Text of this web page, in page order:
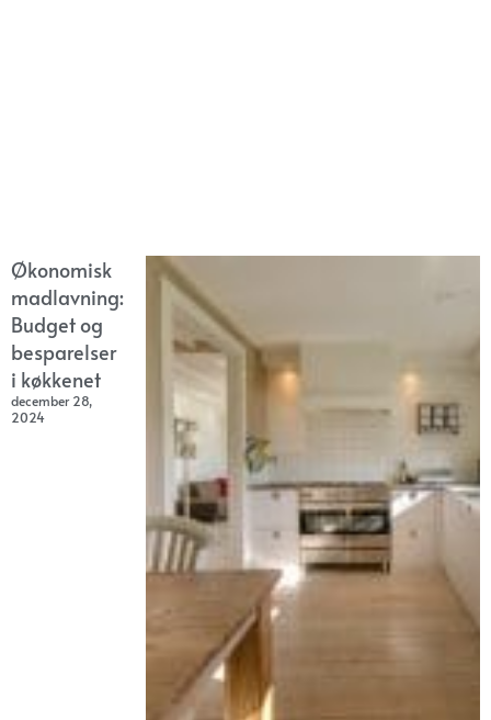
Økonomisk
madlavning:
Budget og
besparelser
i køkkenet
december 28,
2024